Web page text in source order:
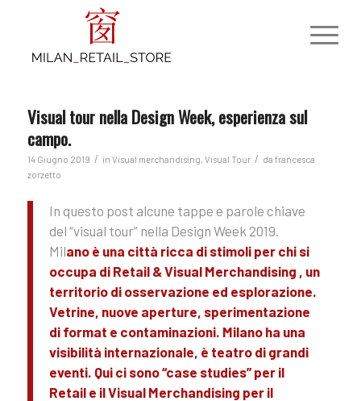
Visual tour nella Design Week, esperienza sul
campo.
14 Giugno 2019 / in Visual merchandising, Visual Tour / da francesca
zorzetto
In questo post alcune tappe e parole chiave
del “visual tour” nella Design Week 2019.
Milano è una città ricca di stimoli per chi si
occupa di Retail & Visual Merchandising , un
territorio di osservazione ed esplorazione.
Vetrine, nuove aperture, sperimentazione
di format e contaminazioni. Milano ha una
visibilità internazionale, è teatro di grandi
eventi. Qui ci sono “case studies” per il
Retail e il Visual Merchandising per il